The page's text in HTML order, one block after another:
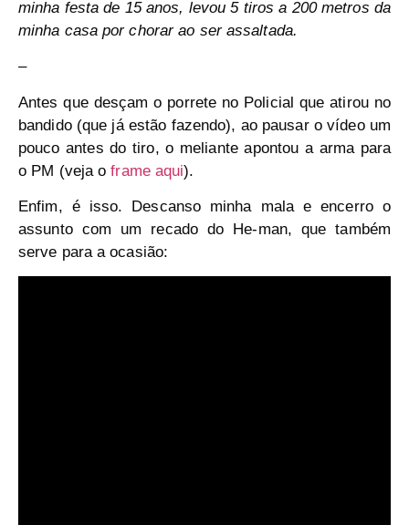
minha festa de 15 anos, levou 5 tiros a 200 metros da
minha casa por chorar ao ser assaltada.
–
Antes que desçam o porrete no Policial que atirou no
bandido (que já estão fazendo), ao pausar o vídeo um
pouco antes do tiro, o meliante apontou a arma para
o PM (veja o frame aqui).
Enfim, é isso. Descanso minha mala e encerro o
assunto com um recado do He-man, que também
serve para a ocasião: